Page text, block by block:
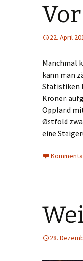
22. April
Manchmal
kann man
Statistiken
Kronen
Oppland
Østfold
eine
28.